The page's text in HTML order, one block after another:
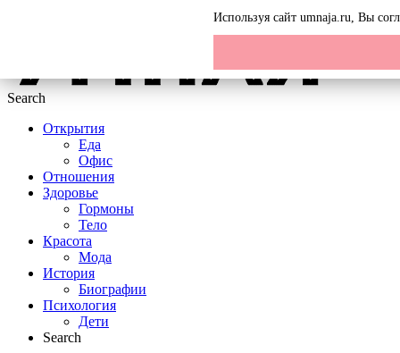
Search
Открытия
Еда
Офис
Отношения
Здоровье
Гормоны
Тело
Красота
Мода
История
Биографии
Психология
Дети
Search
Используя сайт umnaja.ru, Вы